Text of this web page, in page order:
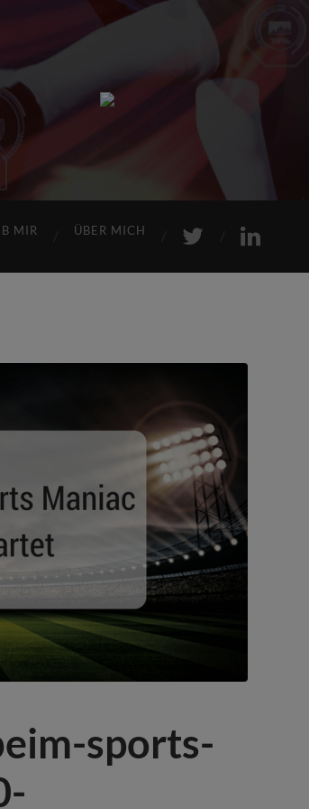
MIR ÜBER MICH
sports-